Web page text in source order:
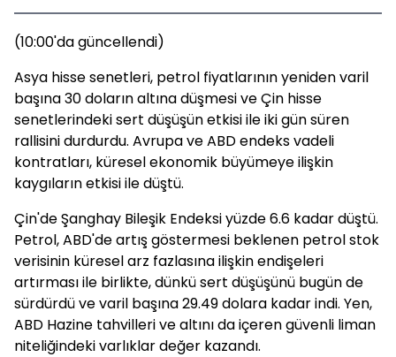
(10:00'da güncellendi)
Asya hisse senetleri, petrol fiyatlarının yeniden varil
başına 30 doların altına düşmesi ve Çin hisse
senetlerindeki sert düşüşün etkisi ile iki gün süren
rallisini durdurdu. Avrupa ve ABD endeks vadeli
kontratları, küresel ekonomik büyümeye ilişkin
kaygıların etkisi ile düştü.
Çin'de Şanghay Bileşik Endeksi yüzde 6.6 kadar düştü.
Petrol, ABD'de artış göstermesi beklenen petrol stok
verisinin küresel arz fazlasına ilişkin endişeleri
artırması ile birlikte, dünkü sert düşüşünü bugün de
sürdürdü ve varil başına 29.49 dolara kadar indi. Yen,
ABD Hazine tahvilleri ve altını da içeren güvenli liman
niteliğindeki varlıklar değer kazandı.